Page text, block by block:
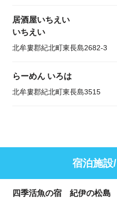
居酒屋いちえい
いちえい
北牟婁郡紀北町東長島2682-3
らーめん いろは
北牟婁郡紀北町東長島3515
宿泊施設
四季活魚の宿 紀伊の松島